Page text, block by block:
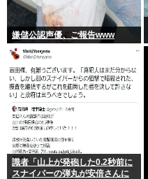
嫌儲公認声優、ご報告www
識者「山上が発砲した0.2秒前に
スナイパーの弾丸が安倍さんに